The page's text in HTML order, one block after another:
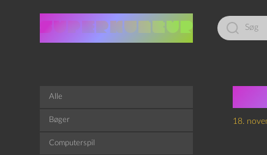
Led
efter:
18.
Alle
Bøger
Computerspil